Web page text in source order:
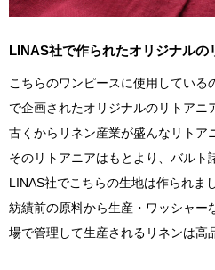
LINAS社で作られたオリジナルの
こちらのワンピースに使用している
で企画されたオリジナルのリトアニ
古くからリネン産業が盛んなリトア
そのリトアニアはもとより、バルト
LINAS社でこちらの生地は作られまし
紡績前の原料から生産・ワッシャー
場で管理して生産されるリネンは高